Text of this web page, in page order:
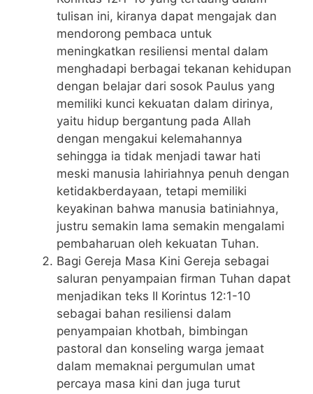
tulisan ini, kiranya dapat mengajak dan
mendorong pembaca untuk
meningkatkan resiliensi mental dalam
menghadapi berbagai tekanan kehidupan
dengan belajar dari sosok Paulus yang
memiliki kunci kekuatan dalam dirinya,
yaitu hidup bergantung pada Allah
dengan mengakui kelemahannya
sehingga ia tidak menjadi tawar hati
meski manusia lahiriahnya penuh dengan
ketidakberdayaan, tetapi memiliki
keyakinan bahwa manusia batiniahnya,
justru semakin lama semakin mengalami
pembaharuan oleh kekuatan Tuhan.
Bagi Gereja Masa Kini Gereja sebagai
saluran penyampaian firman Tuhan dapat
menjadikan teks II Korintus 12:1-10
sebagai bahan resiliensi dalam
penyampaian khotbah, bimbingan
pastoral dan konseling warga jemaat
dalam memaknai pergumulan umat
percaya masa kini dan juga turut